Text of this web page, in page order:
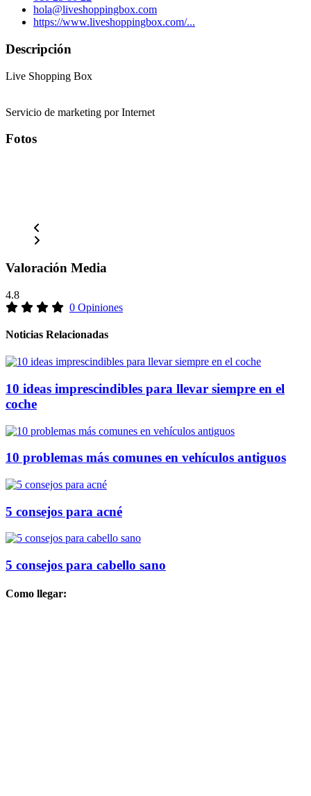
hola@liveshoppingbox.com
https://www.liveshoppingbox.com/...
Descripción
Live Shopping Box
Servicio de marketing por Internet
Fotos
Valoración Media
4.8
0 Opiniones
Noticias Relacionadas
10 ideas imprescindibles para llevar siempre en el
coche
10 problemas más comunes en vehículos antiguos
5 consejos para acné
5 consejos para cabello sano
Como llegar: